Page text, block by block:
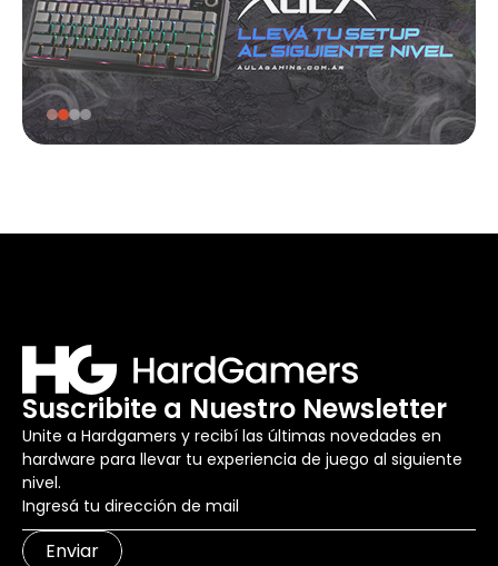
Suscribite a Nuestro Newsletter
Unite a Hardgamers y recibí las últimas novedades en
hardware para llevar tu experiencia de juego al siguiente
nivel.
Enviar